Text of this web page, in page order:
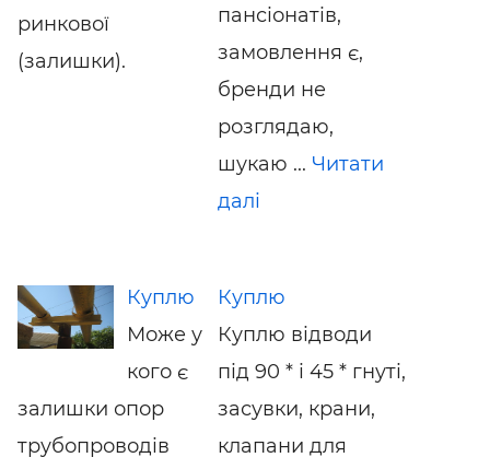
ринкової
(залишки).
пансіонатів,
замовлення є,
бренди не
розглядаю,
шукаю ... Читати
далі
Куплю
Може у
кого є
залишки опор
трубопроводів
Куплю
Куплю відводи
під 90 * і 45 * гнуті,
засувки, крани,
клапани для